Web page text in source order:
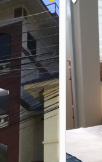
าชมงคล ภาคพายัพ
า (MAYA) 0.3 กม.
1.2 กม.
วนแก้ว 1.2 กม.
า 1.3 กม.
ตี้ 1.6 กม. ไอคอน
งใหม่ 1.3 กม.